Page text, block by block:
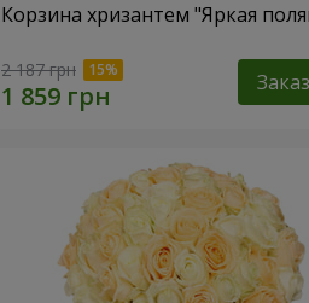
Корзина хризантем "Яркая
2 187 грн